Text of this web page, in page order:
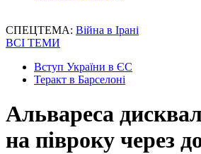
СПЕЦТЕМА: Війна в Ірані
ВСІ ТЕМИ
Вступ України в ЄС
Теракт в Барселоні
Альвареса
на півроку через